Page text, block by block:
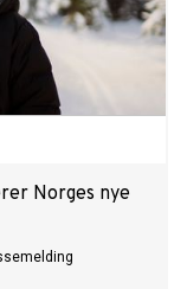
Norges nye